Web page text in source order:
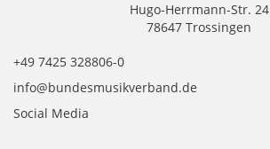
Hugo-Herrmann-Str. 24
78647 Trossingen
+49 7425 328806-0
info@bundesmusikverband.de
Social Media